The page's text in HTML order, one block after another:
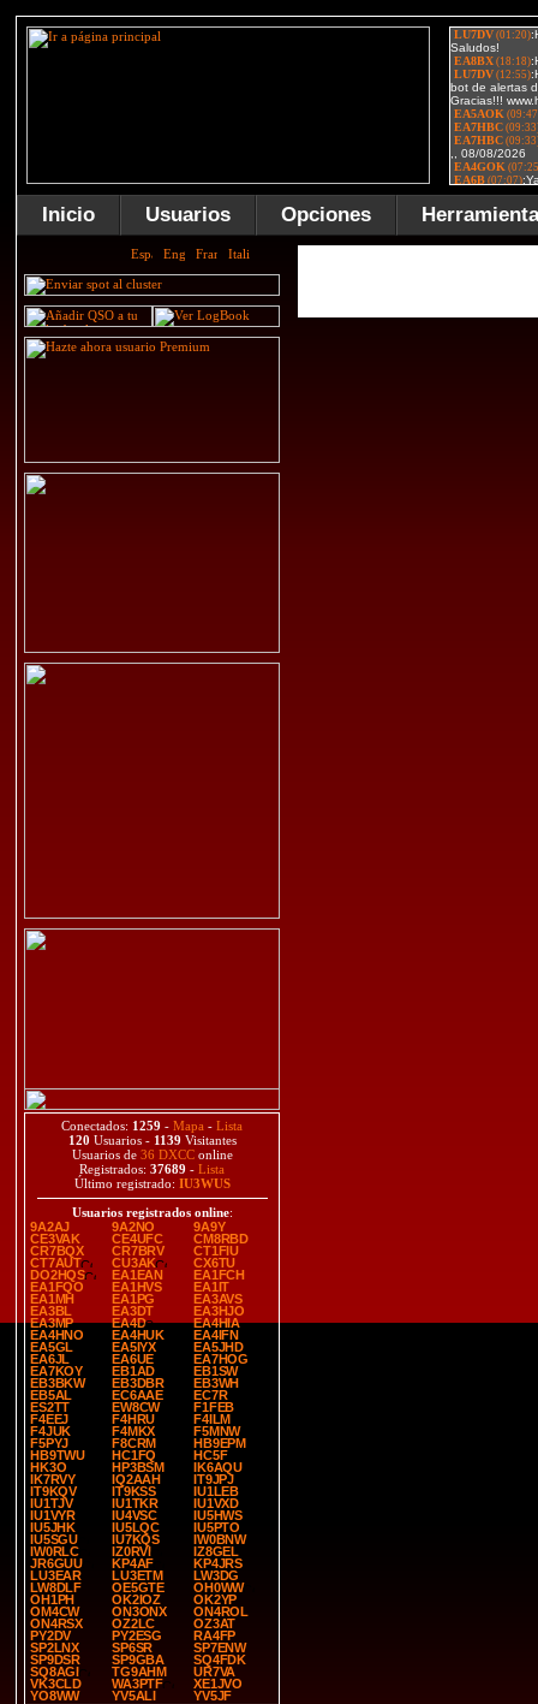
Inicio Usuarios Opciones
Conectados: 1259 - Mapa - Lista
120 Usuarios - 1139 Visitantes
Usuarios de 36 DXCConline
Registrados: 37689 - Lista
Último registrado: IU3WUS
Usuarios registrados online:
9A2AJ
9A2NO
9A9Y
CE3VAK
CE4UFC
CM8RBD
CR7BQX
CR7BRV
CT1FIU
CT7AUT
CU3AK
CX6TU
DO2HQS
EA1EAN
EA1FCH
EA1FQO
EA1HVS
EA1IT
EA1MH
EA1PG
EA3AVS
EA3BL
EA3DT
EA3HJO
EA3MP
EA4D
EA4HIA
EA4HNO
EA4HUK
EA4IFN
EA5GL
EA5IYX
EA5JHD
EA6JL
EA6UE
EA7HOG
EA7KOY
EB1AD
EB1SW
EB3BKW
EB3DBR
EB3WH
EB5AL
EC6AAE
EC7R
ES2TT
EW8CW
F1FEB
F4EEJ
F4HRU
F4ILM
F4JUK
F4MKX
F5MNW
F5PYJ
F8CRM
HB9EPM
HB9TWU
HC1FQ
HC5F
HK3O
HP3BSM
IK6AQU
IK7RVY
IQ2AAH
IT9JPJ
IT9KQV
IT9KSS
IU1LEB
IU1TJV
IU1TKR
IU1VXD
IU1VYR
IU4VSC
IU5HWS
IU5JHK
IU5LQC
IU5PTO
IU5SGU
IU7KQS
IW0BNW
IW0RLC
IZ0RVI
IZ8GEL
JR6GUU
KP4AF
KP4JRS
LU3EAR
LU3ETM
LW3DG
LW8DLF
OE5GTE
OH0WW
OH1PH
OK2IOZ
OK2YP
OM4CW
ON3ONX
ON4ROL
ON4RSX
OZ2LC
OZ3AT
PY2DV
PY2ESG
RA4FP
SP2LNX
SP6SR
SP7ENW
SP9DSR
SP9GBA
SQ4FDK
SQ8AGI
TG9AHM
UR7VA
VK3CLD
WA3PTF
XE1JVO
YO8WW
YV5ALI YV5JF